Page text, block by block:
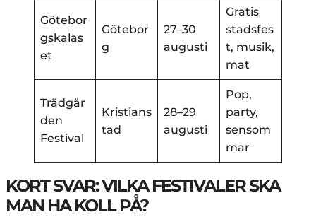
Götebor
gskalas
et
Götebor
g
27–30
augusti
Gratis
stadsfes
t, musik,
mat
Trädgår
den
Festival
Kristians
tad
28–29
augusti
Pop,
party,
sensom
mar
KORT SVAR: VILKA FESTIVALER SKA
MAN HA KOLL PÅ?